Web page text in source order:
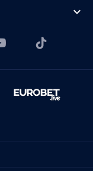
expand_more